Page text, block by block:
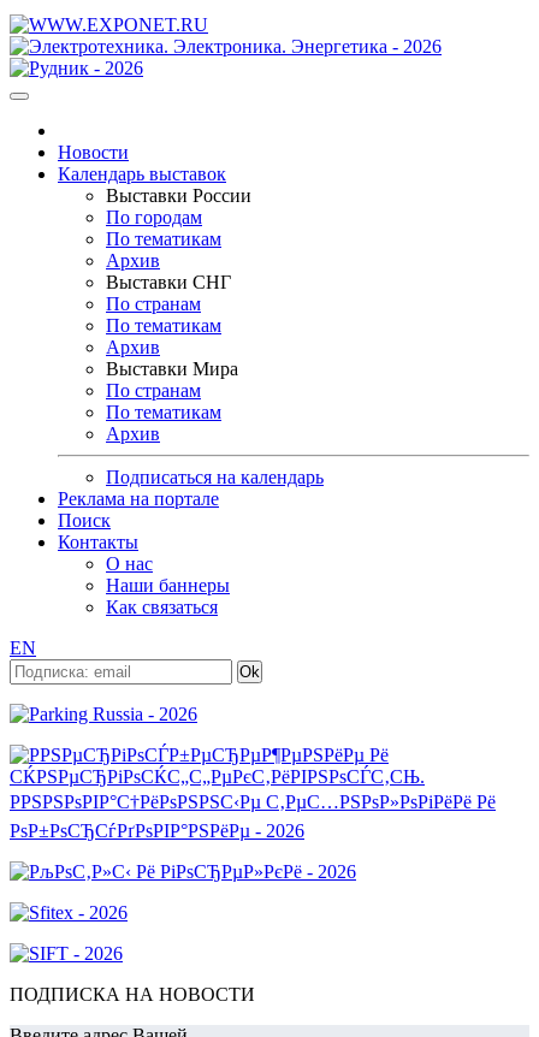
Новости
Календарь выставок
Выставки России
По городам
По тематикам
Архив
Выставки СНГ
По странам
По тематикам
Архив
Выставки Мира
По странам
По тематикам
Архив
Подписаться на календарь
Реклама на портале
Поиск
Контакты
О нас
Наши баннеры
Как связаться
EN
ПОДПИСКА НА НОВОСТИ